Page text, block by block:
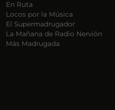
En Ruta
Locos por la Música
El Supermadrugador
La Mañana de Radio Nervión
Más Madrugada